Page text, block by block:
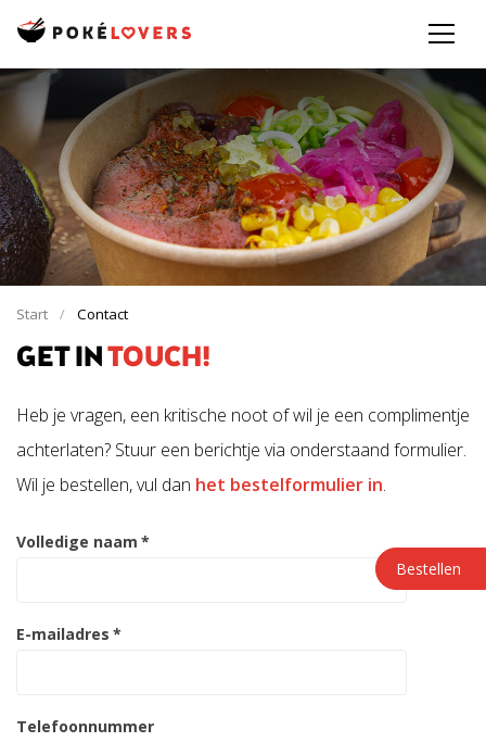
Bestellen
Start Contact
GET INTOUCH!
Heb je vragen, een kritische noot of wil je een complimentje
achterlaten? Stuur een berichtje via onderstaand formulier.
Wil je bestellen, vul dan het bestelformulier in.
Volledige naam *
E-mailadres *
Telefoonnummer